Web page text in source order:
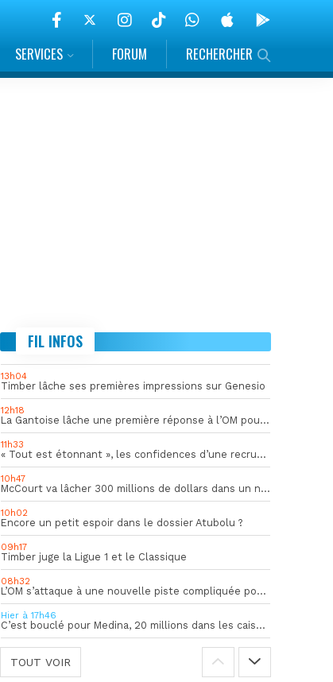
SERVICES FORUM RECHERCHER
FIL INFOS
13h04
Timber lâche ses premières impressions sur Genesio
12h18
La Gantoise lâche une première réponse à l’OM pour Goore
11h33
« Tout est étonnant », les confidences d’une recrue du mercato hivernal de l’OM
10h47
McCourt va lâcher 300 millions de dollars dans un nouveau projet
10h02
Encore un petit espoir dans le dossier Atubolu ?
09h17
Timber juge la Ligue 1 et le Classique
08h32
L’OM s’attaque à une nouvelle piste compliquée pour la succession de Rulli
Hier à 17h46
C’est bouclé pour Medina, 20 millions dans les caisses de l’OM
TOUT VOIR